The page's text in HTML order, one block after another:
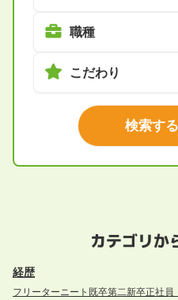
職種
こだわり
検索する
カテゴリか
経歴
フリーターニート 既卒第二新卒正社員